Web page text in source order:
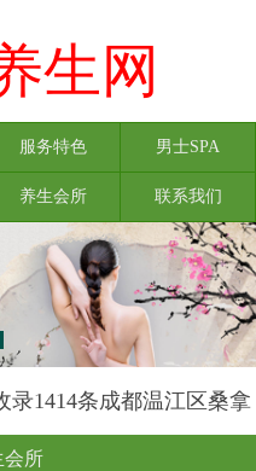
生网
服务特色 男士SPA
养生会所 联系我们
录1414条成都温江区桑拿
会所